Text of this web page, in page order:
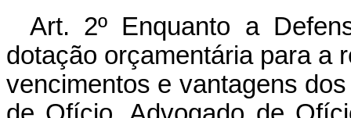
Art. 2º Enquanto a
dotação orçamentária para a
vencimentos e vantagens